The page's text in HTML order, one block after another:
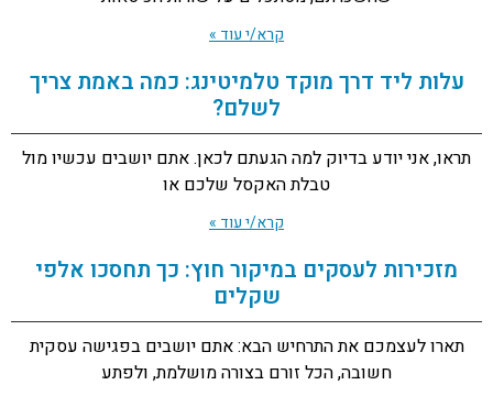
קרא/י עוד »
עלות ליד דרך מוקד טלמיטינג: כמה באמת צריך
לשלם?
תראו, אני יודע בדיוק למה הגעתם לכאן. אתם יושבים עכשיו מול
טבלת האקסל שלכם או
קרא/י עוד »
מזכירות לעסקים במיקור חוץ: כך תחסכו אלפי
שקלים
תארו לעצמכם את התרחיש הבא: אתם יושבים בפגישה עסקית
חשובה, הכל זורם בצורה מושלמת, ולפתע